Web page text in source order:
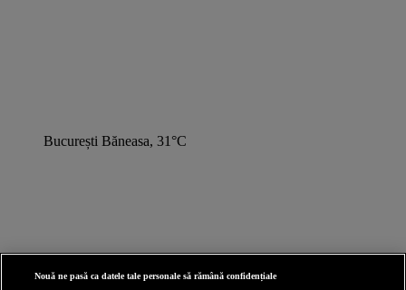
București Băneasa, 31°C
Nouă ne pasă ca datele tale personale să rămână confidențiale